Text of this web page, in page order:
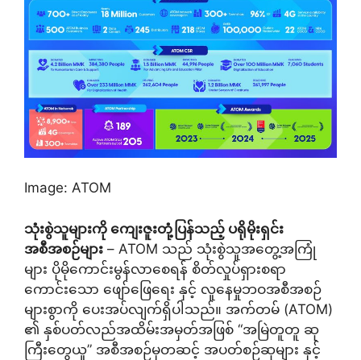
Image: ATOM
သုံးစွဲသူများကို ကျေးဇူးတုံ့ပြန်သည့် ပရိုမိုးရှင်း
အစီအစဉ်များ – ATOM သည် သုံးစွဲသူအတွေ့အကြုံ
များ ပိုမိုကောင်းမွန်လာစေရန် စိတ်လှုပ်ရှားစရာ
ကောင်းသော ဖျော်ဖြေရေး နှင့် လူနေမှုဘဝအစီအစဉ်
များစွာကို ပေးအပ်လျက်ရှိပါသည်။ အက်တမ် (ATOM)
၏ နှစ်ပတ်လည်အထိမ်းအမှတ်အဖြစ် “အမြဲတူတူ ဆု
ကြီးတွေယူ” အစီအစဉ်မှတဆင့် အပတ်စဉ်ဆုများ နှင့်